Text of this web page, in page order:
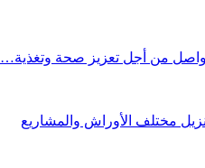
من أجل تعزيز صحة وتغذية…
مختلف الأوراش والمشاريع